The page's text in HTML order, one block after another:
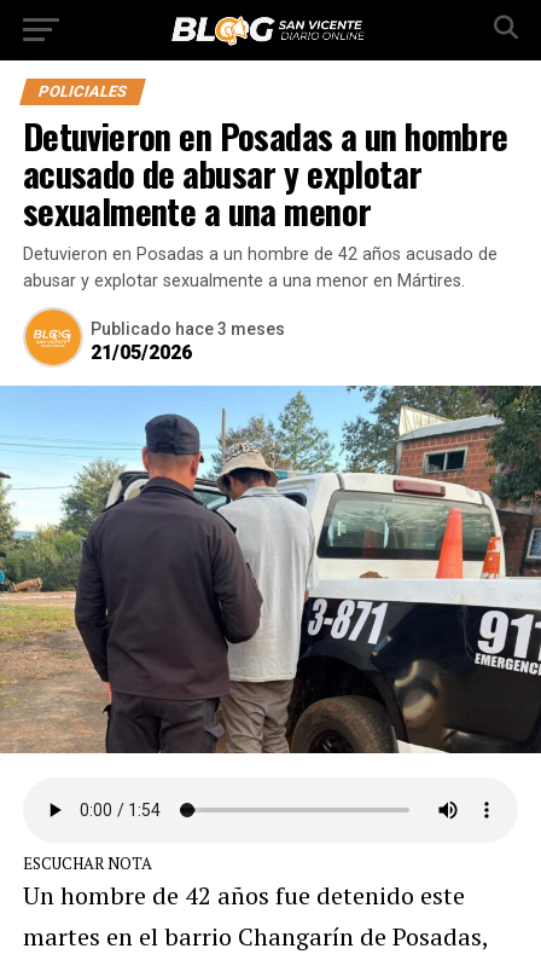
POLICIALES
Detuvieron en Posadas a un hombre
acusado de abusar y explotar
sexualmente a una menor
Detuvieron en Posadas a un hombre de 42 años acusado de
abusar y explotar sexualmente a una menor en Mártires.
Publicado hace 3 meses
21/05/2026
ESCUCHAR NOTA
Un hombre de 42 años fue detenido este
martes en el barrio Changarín de Posadas,